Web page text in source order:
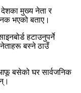
मुख्य नेता र
भएको बताए।
हटाउनुपर्ने
बस्ने ठाउँ
बसेको घर सार्वजनिक